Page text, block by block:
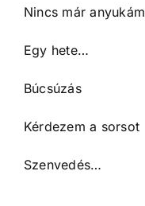
Nincs már anyukám
Egy hete…
Búcsúzás
Kérdezem a sorsot
Szenvedés…